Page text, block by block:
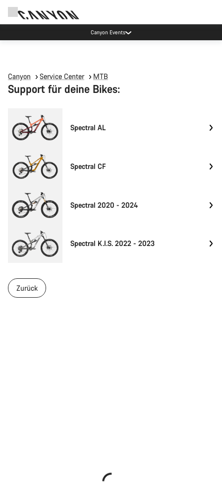
Canyon Events
Canyon Service Center MTB
Support für deine Bikes:
Spectral AL
Spectral CF
Spectral 2020 - 2024
Spectral K.I.S. 2022 - 2023
Zurück